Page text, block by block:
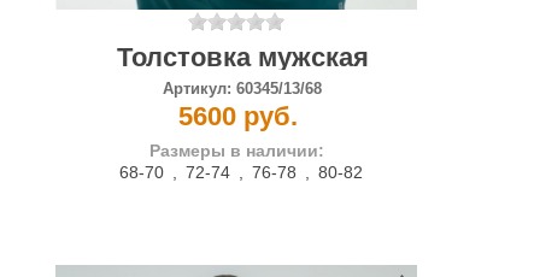
Толстовка мужская
Артикул: 60345/13/68
5600 руб.
Размеры в наличии:
68-70 , 72-74 , 76-78 , 80-82